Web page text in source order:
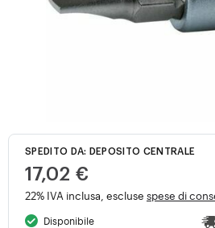
SPEDITO DA: DEPOSITO CENTRALE
17,02 €
22% IVA inclusa, escluse spese di
Disponibile